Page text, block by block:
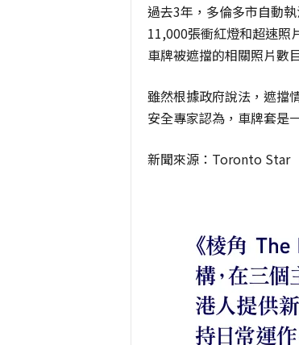
過去3年，多倫多市自動
11,000張衝紅燈和超速照
車牌被遮擋的相關照片數
雖然根據政府說法，遮擋
安全專家認為，車牌套是
新聞來源：Toronto Star